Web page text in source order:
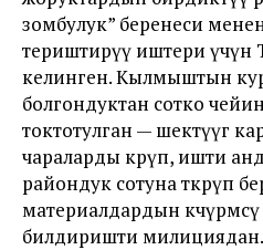
зомбулук” беренеси
териштирүү иштери үчүн
келинген. Кылмыштын
болгондуктан сотко
токтотулган — шектүүгө
чараларды көрүп, ишти
райондук сотуна өткөрүп
материалдардын
билдиришти милициядан.